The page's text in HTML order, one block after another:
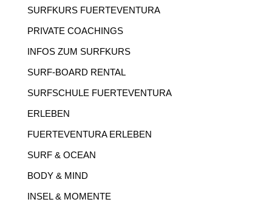
SURFKURS FUERTEVENTURA
PRIVATE COACHINGS
INFOS ZUM SURFKURS
SURF-BOARD RENTAL
SURFSCHULE FUERTEVENTURA
ERLEBEN
FUERTEVENTURA ERLEBEN
SURF & OCEAN
BODY & MIND
INSEL & MOMENTE